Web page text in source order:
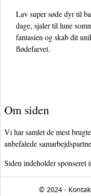
Lav super søde dyr til
dage, sjaler til lune
fantasien og skab dit
flødefarvet.
Om siden
Vi har samlet de mest
anbefalede
Siden indeholder sponseret
© 2024 -